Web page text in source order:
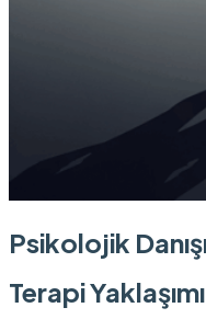
Psikolojik
Terapi Yaklaşımı